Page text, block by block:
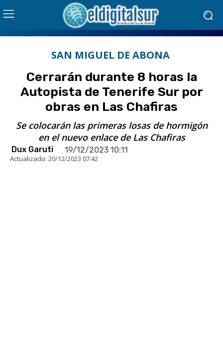
SAN MIGUEL DE ABONA
Cerrarán durante 8 horas la
Autopista de Tenerife Sur por
obras en Las Chafiras
Se colocarán las primeras losas de hormigón
en el nuevo enlace de Las Chafiras
Dux Garuti 19/12/2023 10:11
Actualizado: 20/12/2023 07:42